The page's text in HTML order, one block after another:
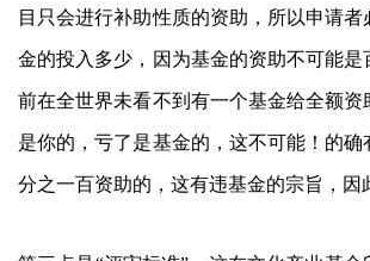
目只会进行补助性质的资助，所以申请
金的投入多少，因为基金的资助不可能是
前在全世界未看不到有一个基金给全额资
是你的，亏了是基金的，这不可能！的
分之一百资助的，这有违基金的宗旨，因